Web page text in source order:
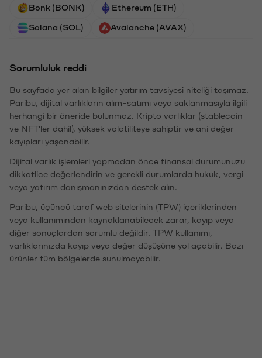
Bonk (BONK) Ethereum (ETH)
Solana (SOL) Avalanche (AVAX)
Sorumluluk reddi
Bu sayfada yer alan bilgiler yatırım tavsiyesi niteliği taşımaz.
Paribu, dijital varlıkların alım-satımı veya saklanmasıyla ilgili
herhangi bir öneride bulunmaz. Kripto varlıklar (stablecoin
ve NFT'ler dahil), yüksek volatiliteye sahiptir ve ani değer
kayıpları yaşanabilir.
Dijital varlık işlemleri yapmadan önce finansal durumunuzu
dikkatlice değerlendirin ve gerekli durumlarda hukuk, vergi
veya yatırım danışmanınızdan destek alın.
Paribu, üçüncü taraf web sitelerinin (TPW) içeriklerinden
veya kullanımından kaynaklanabilecek zarar, kayıp veya
diğer sonuçlardan sorumlu değildir. TPW kullanımı,
varlıklarınızda kayıp veya değer düşüşüne yol açabilir. Bazı
ürünler tüm bölgelerde sunulmayabilir.